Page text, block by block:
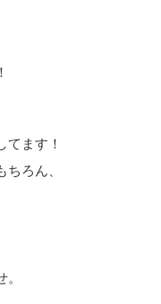
てます！
ろん、